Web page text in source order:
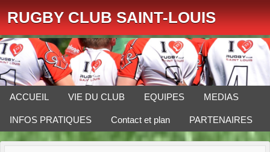
RUGBY CLUB SAINT-LOUIS
ACCUEIL VIE DU CLUB EQUIPES MEDIAS
INFOS PRATIQUES Contact et plan PARTENAIRES